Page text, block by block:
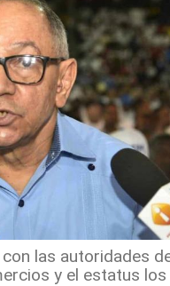
las autoridades
y el estatus